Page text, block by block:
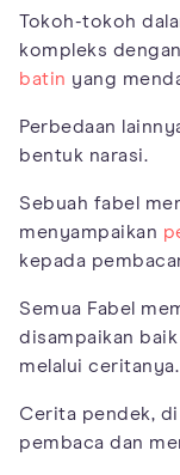
Tokoh-tokoh
kompleks
batin yang
Perbedaan
bentuk narasi.
Sebuah fabel
menyampaikan
kepada
Semua Fabel
disampaikan
melalui ceritanya.
Cerita pendek,
pembaca dan